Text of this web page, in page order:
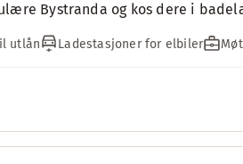
Bystranda og kos dere i
utlån Ladestasjoner for elbiler